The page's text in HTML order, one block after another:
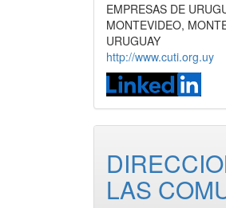
EMPRESAS DE
MONTEVIDEO,
URUGUAY
http://www.cuti.org.uy
LAS